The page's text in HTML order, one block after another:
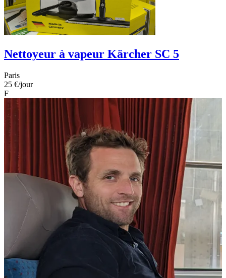
Nettoyeur à vapeur Kärcher SC 5
Paris
25 €/jour
F